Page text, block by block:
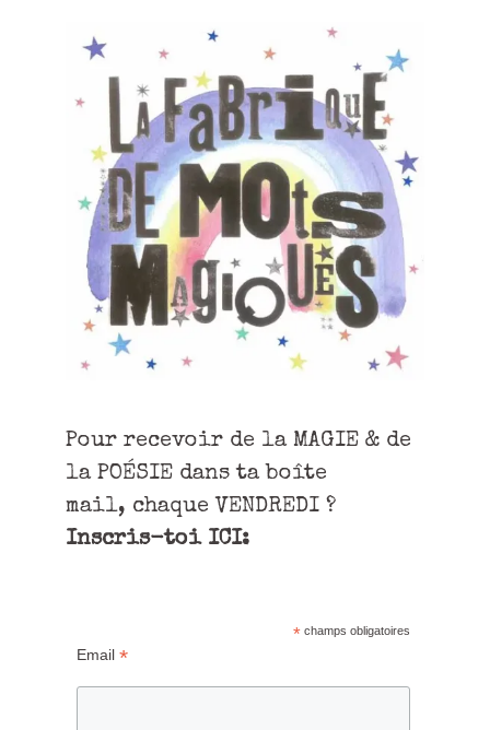
Pour recevoir de la MAGIE & de
la POÉSIE dans ta boîte
mail, chaque VENDREDI ?
Inscris-toi ICI:
* champs obligatoires
Email *